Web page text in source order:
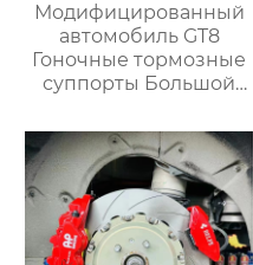
Модифицированный
автомобиль GT8
Гоночные тормозные
суппорты Большой
8-дюймовым
тормозным
суппортом для дисков
19 дюймов